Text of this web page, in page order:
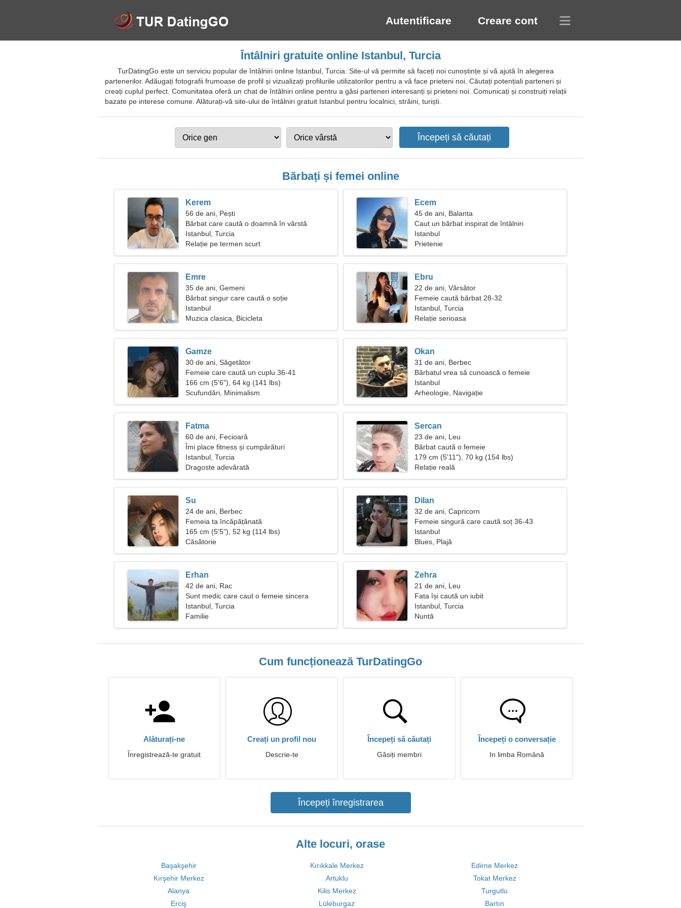
Autentificare Creare cont
Întâlniri gratuite online Istanbul, Turcia
TurDatingGo este un serviciu popular de întâlniri online Istanbul, Turcia. Site-ul vă permite să faceți noi cunoștințe și vă ajută în alegerea
partenerilor. Adăugați fotografii frumoase de profil și vizualizați profilurile utilizatorilor pentru a vă face prieteni noi. Căutați potențiali parteneri și
creați cuplul perfect. Comunitatea oferă un chat de întâlniri online pentru a găsi parteneri interesanți și prieteni noi. Comunicați și construiți relații
bazate pe interese comune. Alăturați-vă site-ului de întâlniri gratuit Istanbul pentru localnici, străini, turiști.
Bărbați și femei online
Kerem
56 de ani, Pești
Bărbat care caută o doamnă în vârstă
Istanbul, Turcia
Relație pe termen scurt
Ecem
45 de ani, Balanta
Caut un bărbat inspirat de întâlniri
Istanbul
Prietenie
Emre
35 de ani, Gemeni
Bărbat singur care caută o soție
Istanbul
Muzica clasica, Bicicleta
Ebru
22 de ani, Vărsător
Femeie caută bărbat 28-32
Istanbul, Turcia
Relație serioasa
Gamze
30 de ani, Săgetător
Femeie care caută un cuplu 36-41
166 cm (5'6"), 64 kg (141 lbs)
Scufundări, Minimalism
Okan
31 de ani, Berbec
Bărbatul vrea să cunoască o femeie
Istanbul
Arheologie, Navigație
Fatma
60 de ani, Fecioară
Îmi place fitness și cumpărături
Istanbul, Turcia
Dragoste adevărată
Sercan
23 de ani, Leu
Bărbat caută o femeie
179 cm (5'11"), 70 kg (154 lbs)
Relație reală
Su
24 de ani, Berbec
Femeia ta încăpățânată
165 cm (5'5"), 52 kg (114 lbs)
Căsătorie
Dilan
32 de ani, Capricorn
Femeie singură care caută soț 36-43
Istanbul
Blues, Plajă
Erhan
42 de ani, Rac
Sunt medic care caut o femeie sincera
Istanbul, Turcia
Familie
Zehra
21 de ani, Leu
Fata își caută un iubit
Istanbul, Turcia
Nuntă
Cum funcționează TurDatingGo
Alăturați-ne
Înregistrează-te gratuit
Creați un profil nou
Descrie-te
Începeți să căutați
Găsiți membri
Începeți o conversație
In limba Română
Începeți înregistrarea
Alte locuri, orase
Başakşehir Kırıkkale Merkez
Edirne Merkez
Kırşehir Merkez
Artuklu
Tokat Merkez
Alanya
Kilis Merkez
Turgutlu
Erciş
Lüleburgaz Bartın